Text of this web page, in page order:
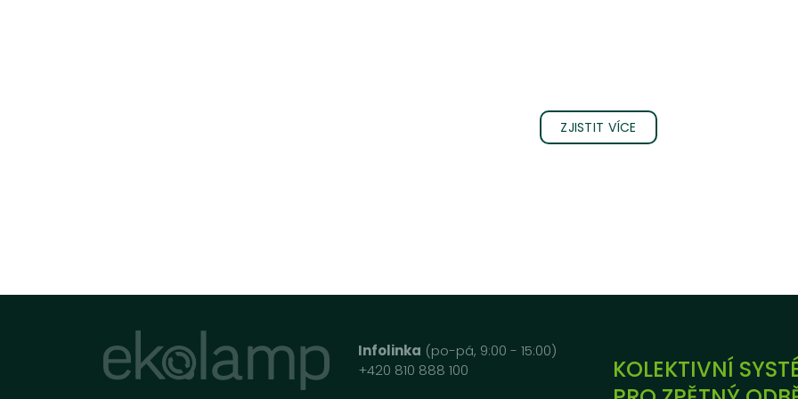
ZJISTIT VÍCE
Infolinka (po-pá, 9:00 - 15:00)
+420 810 888 100
KOLEKTIVNÍ